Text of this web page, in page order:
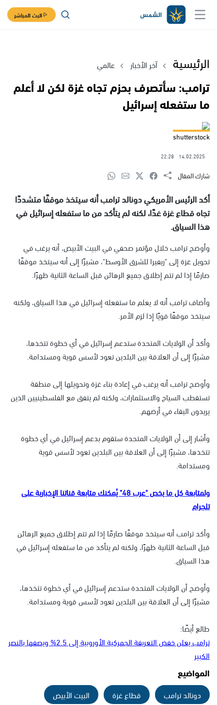
البث المباشر
الرئيسية آخر الأخبار عالمي
ترامب: سأتصرف بحزم تجاه غزة لكن لا أعلم
ما ستفعله إسرائيل
shutterstock
14.02.2025
22:28
شارك المقال
أكد الرئيس الأمريكي دونالد ترامب أنه سيتخذ موقفًا متشددًا
تجاه قطاع غزة غدًا، لكنه لم يتأكد من ما ستفعله إسرائيل في
هذا السياق.
وأوضح ترامب خلال مؤتمر صحفي في البيت الأبيض، أنه يرغب في
تحويل غزة إلى "ريفيرا للشرق الأوسط"، مشيرًا إلى أنه سيتخذ موقفًا
صارمًا إذا لم تتم إطلاق جميع الرهائن قبل الساعة الثانية ظهرًا.
وأضاف ترامب أنه لا يعلم ما ستفعله إسرائيل في هذا السياق، ولكنه
سيتخذ موقفًا قويًا إذا لزم الأمر.
وأكد أن الولايات المتحدة ستدعم إسرائيل في أي خطوة تتخذها،
مشيرًا إلى أن العلاقة بين البلدين تعود لأسس قوية ومستدامة.
وأوضح ترامب أنه يرغب في إعادة بناء غزة وتحويلها إلى منطقة
تستقطب السياح والاستثمارات، ولكنه لم يتفق مع الفلسطينيين الذين
يريدون البقاء في أرضهم.
وأشار إلى أن الولايات المتحدة ستقوم بدعم إسرائيل في أي خطوة
تتخذها، مشيرًا إلى أن العلاقة بين البلدين تعود لأسس قوية
ومستدامة.
ولمتابعة كل ما يخص "عرب 48" يُمكنك متابعة قناتنا الإخبارية على
تلجرام
وأكد ترامب أنه سيتخذ موقفًا صارمًا إذا لم تتم إطلاق جميع الرهائن
قبل الساعة الثانية ظهرًا، ولكنه لم يتأكد من ما ستفعله إسرائيل في
هذا السياق.
وأوضح أن الولايات المتحدة ستدعم إسرائيل في أي خطوة تتخذها،
مشيرًا إلى أن العلاقة بين البلدين تعود لأسس قوية ومستدامة.
طالع أيضًا:
ترامب يعلن خفض التعريفة الجمركية الأوروبية إلى 2.5% ويصفها بالنصر
الكبير
المواضيع
دونالد ترامب قطاع غزة
البيت الأبيض